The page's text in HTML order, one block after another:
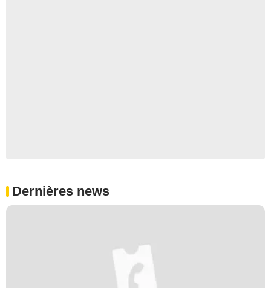
Dernières news